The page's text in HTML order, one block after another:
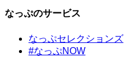
なっぷのサービス
なっぷセレクションズ
#なっぷNOW